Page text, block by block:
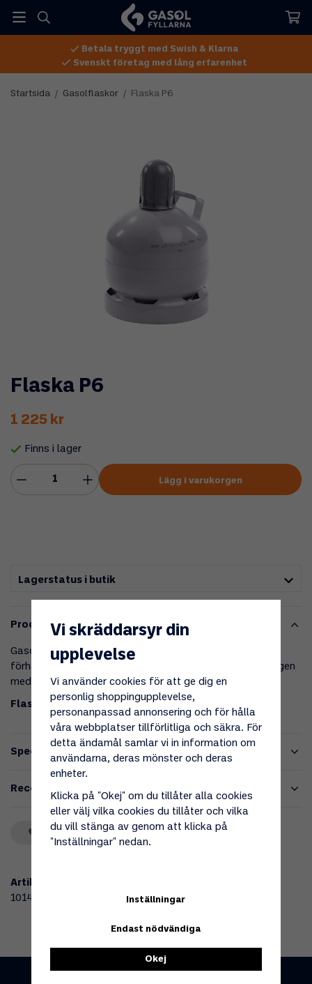
Betala tryggt med Swish & Klarna
Svenskt företag med lång erfarenhet
Startsida / Gasolflaskor / Flaska P6
Flaska P6
1 225 kr
Finns i lager
Lägg i varukorgen
Lagerstatus i butik
Produktbeskrivning
Specifikationer
Recensioner
Gasolflaska i slitstark stål väl anpassade efter kalla
förhållanden. Flaskan har den svenska standardkopplingen
med vänster gäng och säkerhetsventil.
Flaskan levereras utan gasol.
Spara som favorit
Artikelnummer:
101469
Vi skräddarsyr din
upplevelse
Vi använder cookies för att ge dig en
personlig shoppingupplevelse,
personanpassad annonsering och för hålla
våra webbplatser tillförlitliga och säkra. För
detta ändamål samlar vi in information om
användarna, deras mönster och deras
enheter.
Klicka på "Okej" om du tillåter alla cookies
eller välj vilka cookies du tillåter och vilka
du vill stänga av genom att klicka på
"Inställningar" nedan.
Inställningar
Endast nödvändiga
Okej